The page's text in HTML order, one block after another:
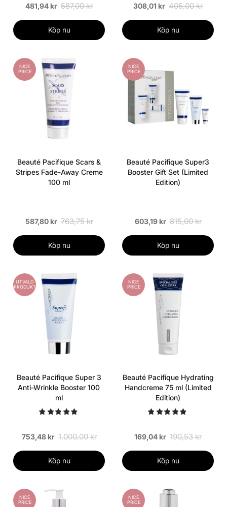
481,94 kr 587,00 kr
Köp nu
308,01 kr 405,00 kr
Köp nu
NICE
PRICE
Beauté Pacifique Scars &
Stripes Fade-Away Creme
100 ml
587,80 kr 763,75 kr
Köp nu
NICE
PRICE
Beauté Pacifique Super3
Booster Gift Set (Limited
Edition)
603,19 kr 815,00 kr
Köp nu
UTVALD
PRODUKT
Beauté Pacifique Super 3
Anti-Wrinkle Booster 100
ml
753,48 kr 1.000,00 kr
Köp nu
NICE
PRICE
Beauté Pacifique Hydrating
Handcreme 75 ml (Limited
Edition)
169,04 kr 190,53 kr
Köp nu
NICE
PRICE
NICE
PRICE